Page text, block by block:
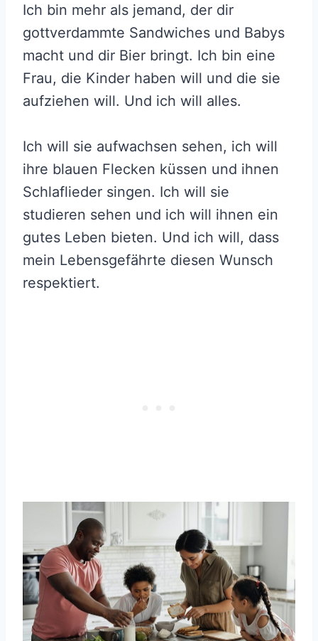
Ich bin mehr als jemand, der dir
gottverdammte Sandwiches und Babys
macht und dir Bier bringt. Ich bin eine
Frau, die Kinder haben will und die sie
aufziehen will. Und ich will alles.
Ich will sie aufwachsen sehen, ich will
ihre blauen Flecken küssen und ihnen
Schlaflieder singen. Ich will sie
studieren sehen und ich will ihnen ein
gutes Leben bieten. Und ich will, dass
mein Lebensgefährte diesen Wunsch
respektiert.